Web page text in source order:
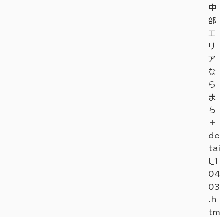
中
部
エ
リ
ア
な
ら
ま
ち
＋
de
tai
l_1
04
03
.h
tm